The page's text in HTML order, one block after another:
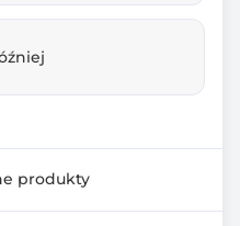
produkty